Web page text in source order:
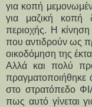
για κοπή
για μαζική κοπή
περιοχής. Η
που αντιδρούν ως
οικοδόμηση της
Αλλά και πολύ
πραγματοποιήθηκε
στο στρατόπεδο
πως αυτό γίνεται